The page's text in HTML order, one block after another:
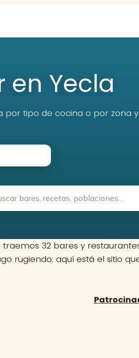
en Yecla
por tipo de cocina o por zona y
32 bares y
rugiendo: aquí está el sitio